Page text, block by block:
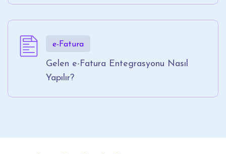
e-Fatura
Gelen e-Fatura Entegrasyonu Nasıl
Yapılır?